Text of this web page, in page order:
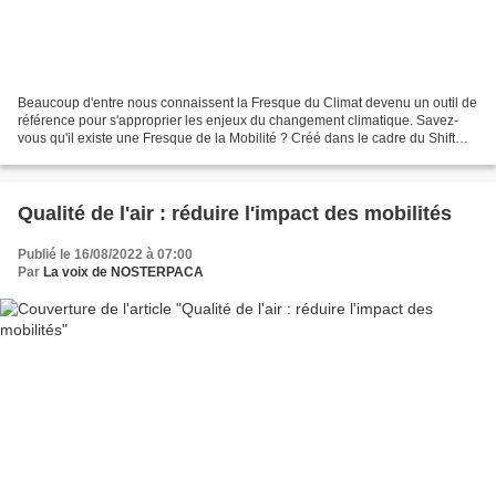
Beaucoup d'entre nous connaissent la Fresque du Climat devenu un outil de
référence pour s'approprier les enjeux du changement climatique. Savez-
vous qu'il existe une Fresque de la Mobilité ? Créé dans le cadre du Shift
Qualité de l'air : réduire l'impact des mobilités
Publié le 16/08/2022 à 07:00
Par La voix de NOSTERPACA